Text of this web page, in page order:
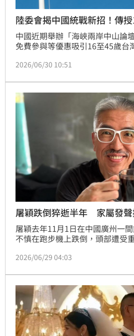
陸委會揭中國統戰新招！傳
中國近期舉辦「海峽兩岸中山論
免費參與等優惠吸引16至45歲台
警，直指這類低價招攬活動具備
備知識以識破中共敘事陷阱。他
尊嚴基礎上，呼籲國人切勿因一
並務必留意赴中人身安全。
2026/06/30 10:51
屠穎跌倒猝逝半年 家屬發聲
屠穎去年11月1日在中國廣州一
不慎在跑步機上跌倒，頭部遭受
別貢獻獎，由摯友辛曉琪擔任引
2天，家屬與合作多年的滾石唱
表聯合聲明，痛批事發飯店7項
2026/06/29 04:03